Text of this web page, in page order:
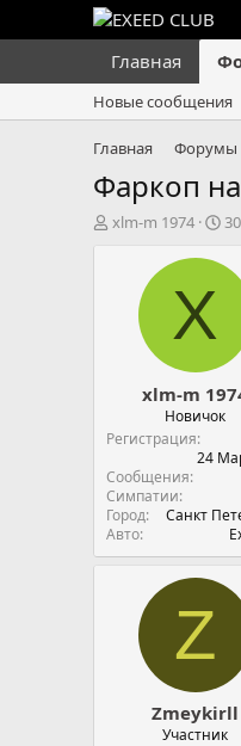
Главная
Новые сообщения
Главная Форумы
Фаркоп
А
xlm-m 1974
Д
т
а
л
а
X
xlm-m
Новичок
Регистрация
24
Сообщения
Симпатии
Город
Санкт
Авто
Z
Zmeykirll
Участник